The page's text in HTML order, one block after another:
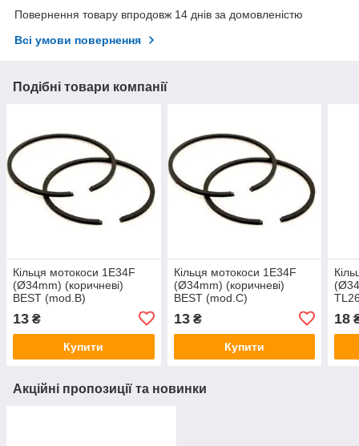
Повернення товару впродовж 14 днів за домовленістю
Всі умови повернення
Подібні товари компанії
Кільця мотокоси 1E34F
(Ø34mm) (коричневі)
BEST (mod.B)
13 ₴
Купити
Кільця мотокоси 1E34F
(Ø34mm) (коричневі)
BEST (mod.C)
13₴
Купити
18
Акційні пропозиції та новинки